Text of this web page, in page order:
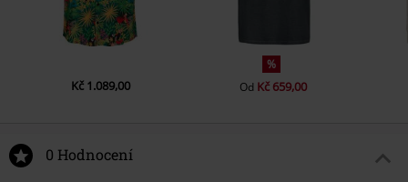
Kč 1.089,00
%
Od Kč 659,00
0 Hodnocení